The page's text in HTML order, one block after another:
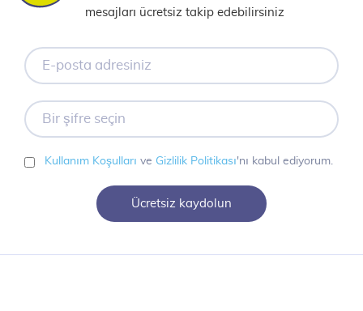
mesajları ücretsiz takip edebilirsiniz
adresiniz
seçin
Kullanım Koşulları ve Gizlilik Politikası'nı kabul ediyorum.
Ücretsiz kaydolun